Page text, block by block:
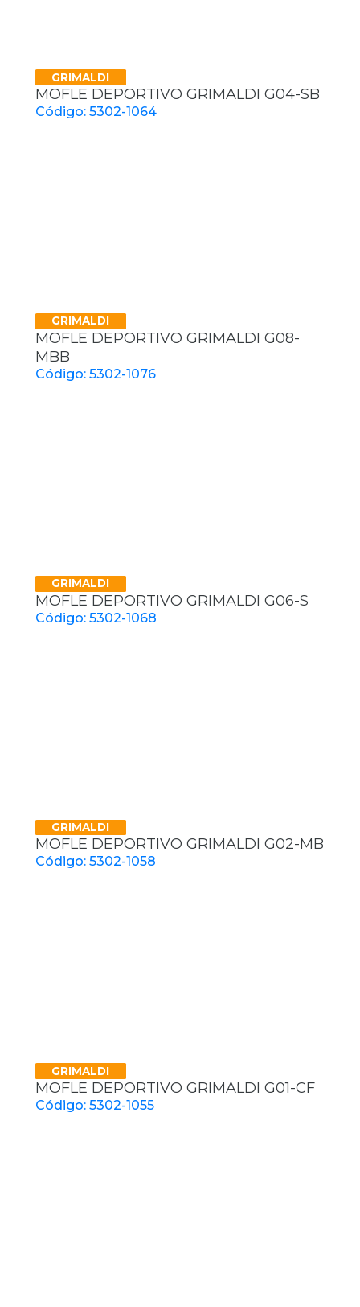
GRIMALDI
MOFLE DEPORTIVO GRIMALDI G04-SB
Código: 5302-1064
GRIMALDI
MOFLE DEPORTIVO GRIMALDI G08-
MBB
Código: 5302-1076
GRIMALDI
MOFLE DEPORTIVO GRIMALDI G06-S
Código: 5302-1068
GRIMALDI
MOFLE DEPORTIVO GRIMALDI G02-MB
Código: 5302-1058
GRIMALDI
MOFLE DEPORTIVO GRIMALDI G01-CF
Código: 5302-1055